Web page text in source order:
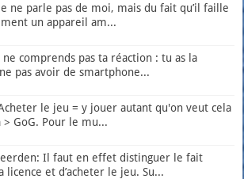
ne parle pas de moi, mais du fait qu’il faille
un appareil am...
ne comprends pas ta réaction : tu as la
pas avoir de smartphone...
le jeu = y jouer autant qu'on veut cela
> GoG. Pour le mu...
Il faut en effet distinguer le fait
licence et d’acheter le jeu. Su...